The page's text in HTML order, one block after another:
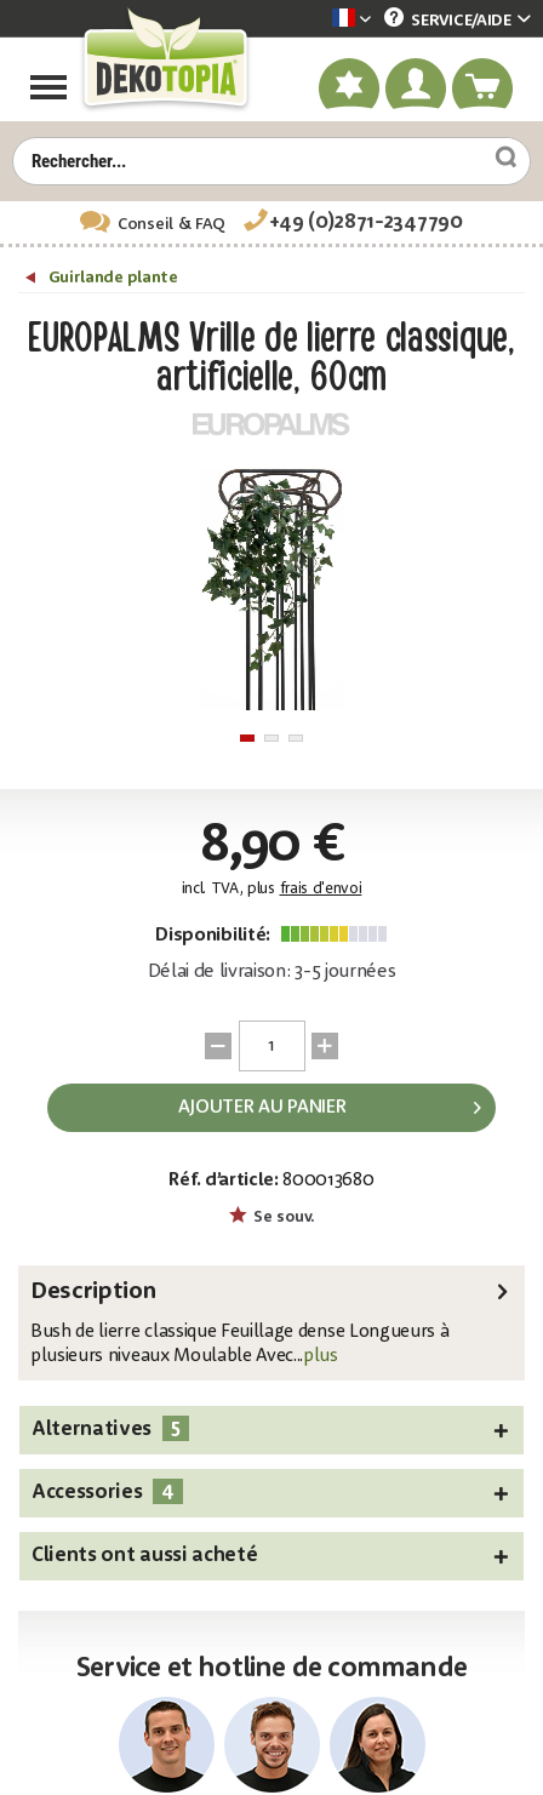
Dekotopia französisch
SERVICE/AIDE
Conseil& FAQ +49 (0)2871-2347790
Guirlande plante
EUROPALMS Vrille de lierre classique,
artificielle, 60cm
8,90 €
incl. TVA, plus frais d'envoi
Disponibilité:
Délai de livraison: 3-5 journées
AJOUTER AU PANIER
Réf. d’article: 800013680
Se souv.
Description
Bush de lierre classique Feuillage dense Longueurs à
plusieurs niveaux Moulable Avec...plus
Alternatives 5
Accessories 4
Clients ont aussi acheté
Service et hotline de commande